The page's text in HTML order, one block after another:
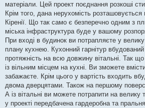
н
я
матеріали. Цей проект поєднання розкоші
Крім того, дана нерухомість розташовується
Кіренії. Що так само є безперечно одним з
міська інфраструктура буде у вашому
При вході в будинок ви потрапляєте у велику
плану кухнею. Кухонний гарнітур
протяжність на всю довжину вітальні. Так
із вільним місцем на кухні. Ви зможете
забажаєте. Крім цього у вартість входить
двома дверцятами. Також на першому
А із вітальні ви можете потрапити на
у проекті передбачена гардеробна та